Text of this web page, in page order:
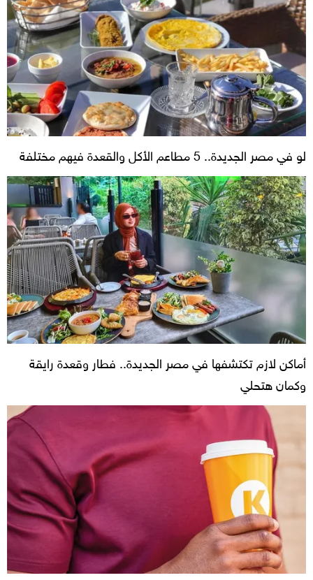
لو في مصر الجديدة.. 5 مطاعم الأكل والقعدة فيهم مختلفة
أماكن لازم تكتشفها في مصر الجديدة.. فطار وقعدة رايقة
وكمان هتحلي